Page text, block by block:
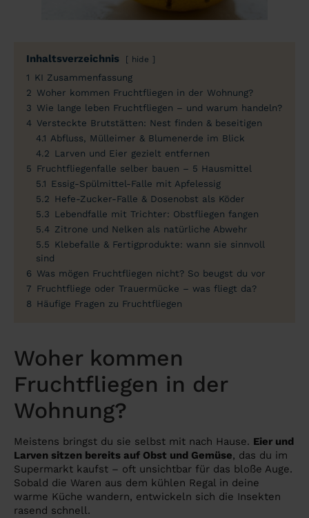
Inhaltsverzeichnis hide
1 KI Zusammenfassung
2 Woher kommen Fruchtfliegen in der Wohnung?
3 Wie lange leben Fruchtfliegen – und warum handeln?
4 Versteckte Brutstätten: Nest finden & beseitigen
4.1 Abfluss, Mülleimer & Blumenerde im Blick
4.2 Larven und Eier gezielt entfernen
5 Fruchtfliegenfalle selber bauen – 5 Hausmittel
5.1 Essig-Spülmittel-Falle mit Apfelessig
5.2 Hefe-Zucker-Falle & Dosenobst als Köder
5.3 Lebendfalle mit Trichter: Obstfliegen fangen
5.4 Zitrone und Nelken als natürliche Abwehr
5.5 Klebefalle & Fertigprodukte: wann sie sinnvoll
sind
6 Was mögen Fruchtfliegen nicht? So beugst du vor
7 Fruchtfliege oder Trauermücke – was fliegt da?
8 Häufige Fragen zu Fruchtfliegen
Woher kommen
Fruchtfliegen in der
Wohnung?
Meistens bringst du sie selbst mit nach Hause. Eier und
Larven sitzen bereits auf Obst und Gemüse, das du im
Supermarkt kaufst – oft unsichtbar für das bloße Auge.
Sobald die Waren aus dem kühlen Regal in deine
warme Küche wandern, entwickeln sich die Insekten
rasend schnell.